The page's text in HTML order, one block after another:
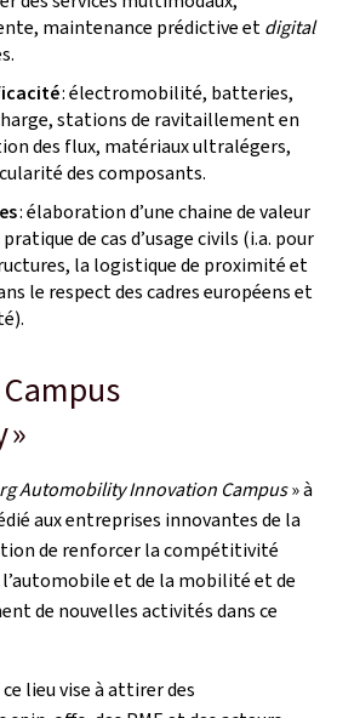
maintenance prédictive etdigital
: électromobilité, batteries,
stations de ravitaillement en
des flux, matériaux ultralégers,
des composants.
: élaboration d’une chaine de valeur
de cas d’usage civils (i.a. pour
la logistique de proximité et
le respect des cadres européens et
»
Automobility Innovation Campus» à
aux entreprises innovantes de la
de renforcer la compétitivité
et de la mobilité et de
de nouvelles activités dans ce
ce lieu vise à attirer des